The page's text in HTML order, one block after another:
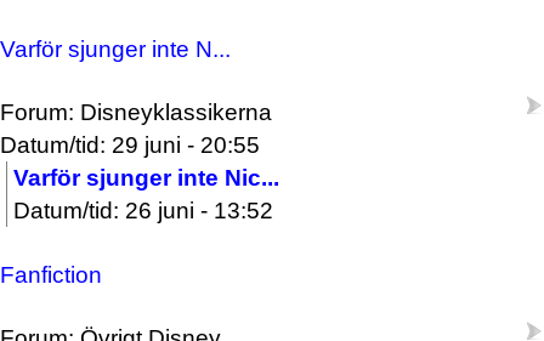
Varför sjunger inte N...
Forum: Disneyklassikerna
Datum/tid: 29 juni - 20:55
Varför sjunger inte Nic...
Datum/tid: 26 juni - 13:52
Fanfiction